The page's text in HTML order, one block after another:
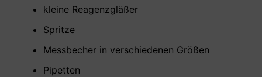
kleine Reagenzgläßer
Spritze
Messbecher in verschiedenen Größen
Pipetten